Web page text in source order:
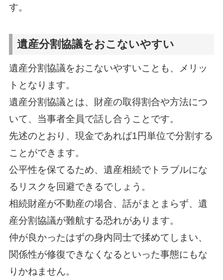
す。
遺産分割協議をおこないやすい
遺産分割協議をおこないやすいことも、メリッ
トとなります。
遺産分割協議とは、財産の取得割合や方法につ
いて、当事者全員で話し合うことです。
先述のとおり、現金であれば1円単位で分割する
ことができます。
公平性を保てるため、遺産相続でトラブルにな
るリスクを回避できるでしょう。
相続財産が不動産の場合、話がまとまらず、遺
産分割協議が難航する恐れがあります。
仲が良かったはずの身内同士で揉めてしまい、
関係性が修復できなくなるといった事態にもな
りかねません。